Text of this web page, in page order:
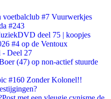
voetbalclub #7 Vuurwerkjes
#243
deel 75 | koopjes
#4 op de Ventoux
- Deel 27
(47) op non-actief stuurde
#160 Zonder Kolonel!!